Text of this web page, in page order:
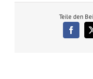
Teile den